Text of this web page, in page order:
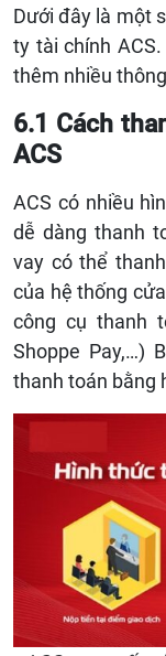
Dưới đây là một
ty tài chính
thêm nhiều
6.1 Cách
ACS
ACS có nhiều
dễ dàng thanh
vay có thể
của hệ thống
công cụ thanh
Shoppe Pay,…)
thanh toán bằng